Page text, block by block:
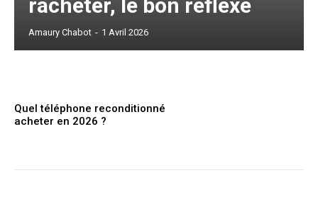
racheter, le bon réflexe
Amaury Chabot - 1 Avril 2026
Quel téléphone reconditionné
acheter en 2026 ?